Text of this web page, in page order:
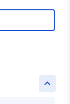
keyboard_arrow_up